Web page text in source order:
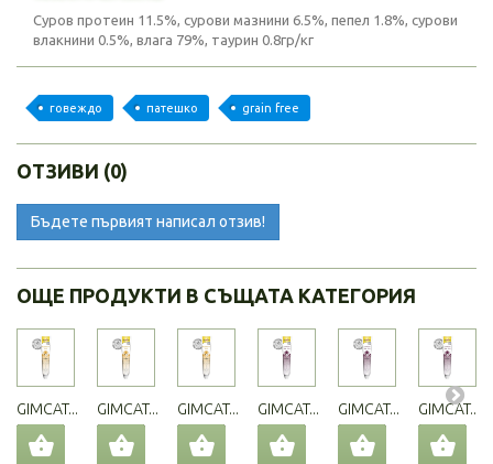
Суров протеин 11.5%, сурови мазнини 6.5%, пепел 1.8%, сурови
влакнини 0.5%, влага 79%, таурин 0.8гр/кг
говеждо патешко grain free
ОТЗИВИ (0)
Бъдете първият написал отзив!
ОЩЕ ПРОДУКТИ В СЪЩАТА КАТЕГОРИЯ
GIMCAT... GIMCAT... GIMCAT... GIMCAT... GIMCAT... GIMCAT...